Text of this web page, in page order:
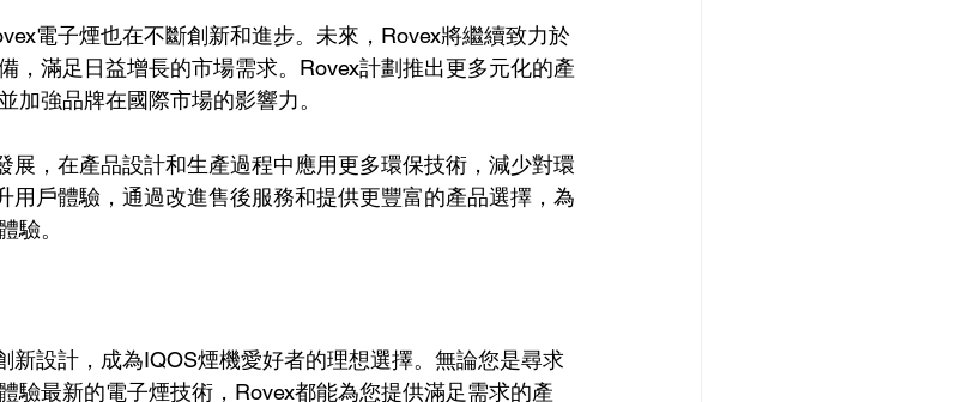
電子煙也在不斷創新和進步。未來，Rovex將繼續致力於
，滿足日益增長的市場需求。Rovex計劃推出更多元化的產
加強品牌在國際市場的影響力。
展，在產品設計和生產過程中應用更多環保技術，減少對環
用戶體驗，通過改進售後服務和提供更豐富的產品選擇，為
驗。
新設計，成為IQOS煙機愛好者的理想選擇。無論您是尋求
驗最新的電子煙技術，Rovex都能為您提供滿足需求的產